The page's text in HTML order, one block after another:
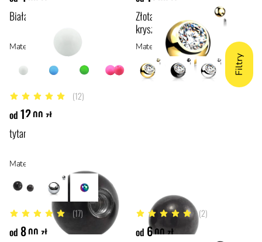
Biała, akrylowa kulka
Materiał: akryl
Złota kulka z białym
kryształkiem
Materiał: stal anodowana tytanem, stal
4.9 z 5 gwiazdek (12)
od 12,00 zł
tytanowa czarna kulka z gwintem
Materiał: tytan ASTM F136, materiały hipoalergiczne
4.9 z 5 gwiazdek (17)
od 8,00 zł
5 z 5 gwiazdek (2)
od 6,00 zł
Filtry